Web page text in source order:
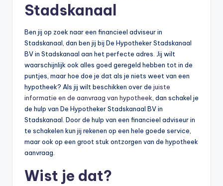
Stadskanaal
Ben jij op zoek naar een financieel adviseur in
Stadskanaal, dan ben jij bij De Hypotheker Stadskanaal
BV in Stadskanaal aan het perfecte adres. Jij wilt
waarschijnlijk ook alles goed geregeld hebben tot in de
puntjes, maar hoe doe je dat als je niets weet van een
hypotheek? Als jij wilt beschikken over de juiste
informatie en de aanvraag van hypotheek , dan schakel je
de hulp van De Hypotheker Stadskanaal BV in
Stadskanaal. Door de hulp van een financieel adviseur in
te schakelen kun jij rekenen op een hele goede service,
maar ook op een groot stuk ontzorgen van de hypotheek
aanvraag.
Wist je dat?